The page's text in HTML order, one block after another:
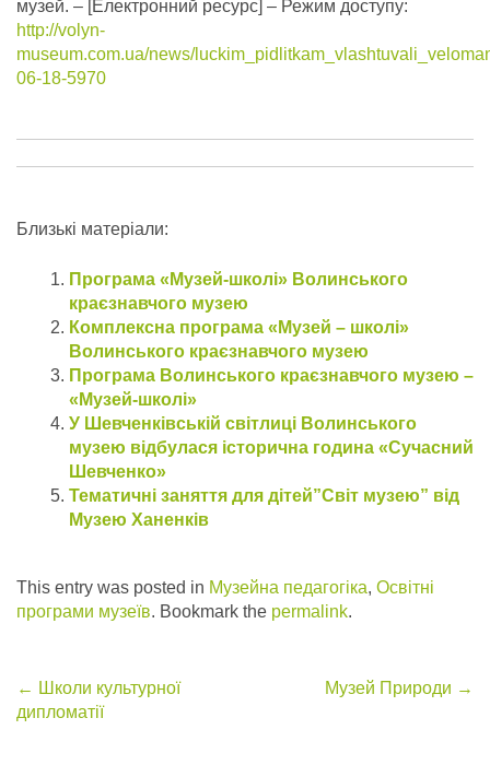
музей. – [Електронний ресурс] – Режим доступу:
http://volyn-
museum.com.ua/news/
06-18-5970
Близькі матеріали:
Програма «Музей-школі» Волинського
краєзнавчого музею
Комплексна програма «Музей – школі»
Волинського краєзнавчого музею
Програма Волинського краєзнавчого музею –
«Музей-школі»
У Шевченківській світлиці Волинського
музею відбулася історична година «Сучасний
Шевченко»
Тематичні заняття для дітей”Світ музею” від
Музею Ханенків
This entry was posted in Музейна педагогіка, Освітні
програми музеїв. Bookmark the permalink.
Post
← Школи культурної
дипломатії
Музей Природи →